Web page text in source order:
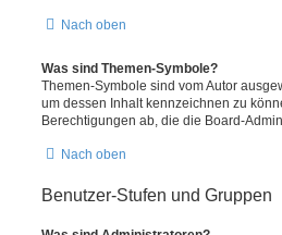
Nach oben
Was sind Themen-Symbole?
Themen-Symbole sind vom Autor
um dessen Inhalt kennzeichnen zu
Berechtigungen ab, die die Board-
Nach oben
Benutzer-Stufen und Gruppen